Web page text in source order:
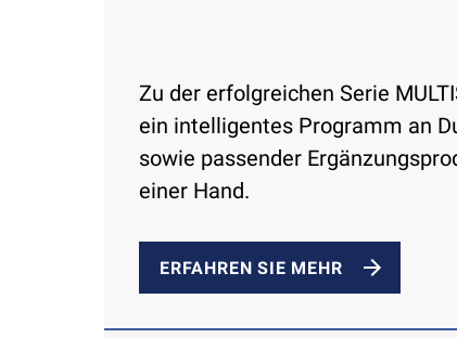
Zu der erfolgreichen Serie
ein intelligentes Programm an
sowie passender
einer Hand.
ERFAHREN SIE MEHR